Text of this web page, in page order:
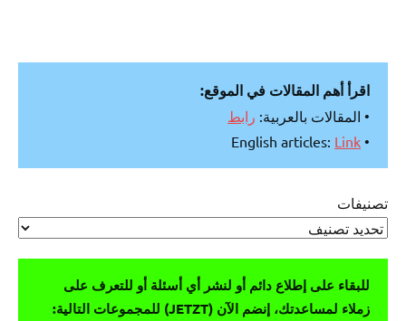
اقرأ أهم المقالات في الموقع:
• المقالات بالعربية: رابط
• English articles:
Link
تصنيفات
للبقاء على إطلاع دائم أو لنشر أي أسئلة أو للتعرف على
زملاء لمساعدتك، إنضم الآن (JETZT) للمجموعات التالية: